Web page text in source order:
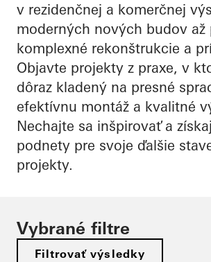
v rezidenčnej a komerčnej
moderných nových budov až
komplexné rekonštrukcie a
Objavte projekty z praxe, v
dôraz kladený na presné
efektívnu montáž a kvalitné
Nechajte sa inšpirovať a
podnety pre svoje ďalšie
projekty.
Vybrané filtre
Filtrovať výsledky